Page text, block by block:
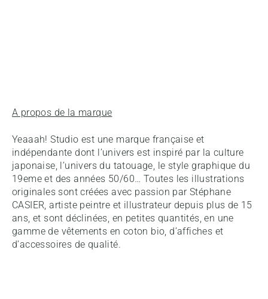
A propos de la marque
Yeaaah! Studio est une marque française et
indépendante dont l’univers est inspiré par la culture
japonaise, l’univers du tatouage, le style graphique du
19eme et des années 50/60… Toutes les illustrations
originales sont créées avec passion par Stéphane
CASIER, artiste peintre et illustrateur depuis plus de 15
ans, et sont déclinées, en petites quantités, en une
gamme de vêtements en coton bio, d’affiches et
d’accessoires de qualité.